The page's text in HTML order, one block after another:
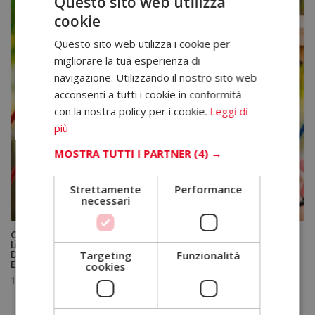
Coordinatore di Animatori d’Ozio Creativo e Tempo
Libero + Master in Coaching Infantile e Giovanile –
Doppio Titolo – Diploma Certificato da un Notaio
Europeo –
1.580,00
originale
Il
prezzo
attuale
cookie
Questo sito web utilizza i cookie per
migliorare la tua esperienza di
navigazione. Utilizzando il nostro sito web
acconsenti a tutti i cookie in conformità
con la nostra policy per i cookie. Leggi di
più
MOSTRA TUTTI I PARTNER (4) →
Strettamente
necessari
Performance
Targeting
cookies
Funzionalità